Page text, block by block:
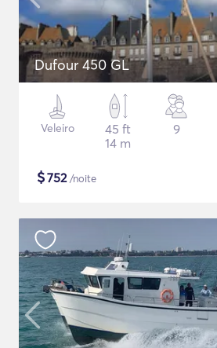
Dufour 450 GL
Veleiro
45 ft
14 m
9
$752/noite